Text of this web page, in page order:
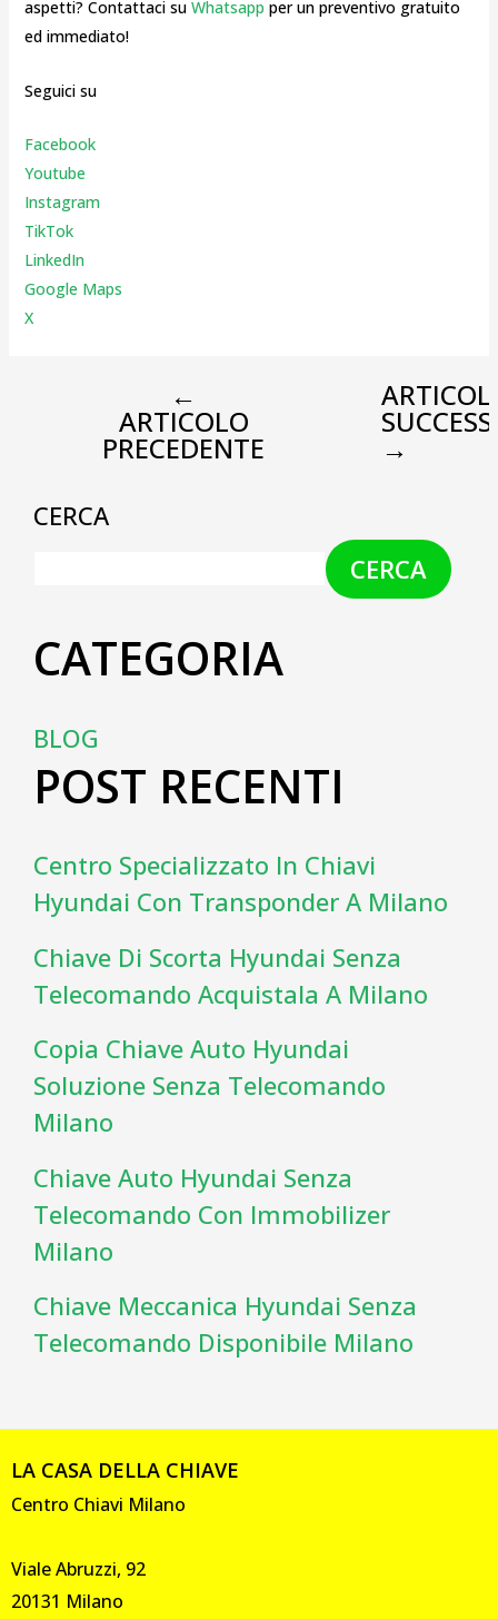
aspetti? Contattaci su Whatsapp per un preventivo gratuito
ed immediato!
Seguici su
Facebook
Youtube
Instagram
TikTok
LinkedIn
Google Maps
X
←
ARTICOLO
PRECEDENTE →
CERCA
CERCA
CATEGORIA
BLOG
POST RECENTI
Centro Specializzato In Chiavi
Hyundai Con Transponder A Milano
Chiave Di Scorta Hyundai Senza
Telecomando Acquistala A Milano
Copia Chiave Auto Hyundai
Soluzione Senza Telecomando
Milano
Chiave Auto Hyundai Senza
Telecomando Con Immobilizer
Milano
Chiave Meccanica Hyundai Senza
Telecomando Disponibile Milano
LA CASA DELLA CHIAVE
Centro Chiavi Milano
Viale Abruzzi, 92
20131 Milano